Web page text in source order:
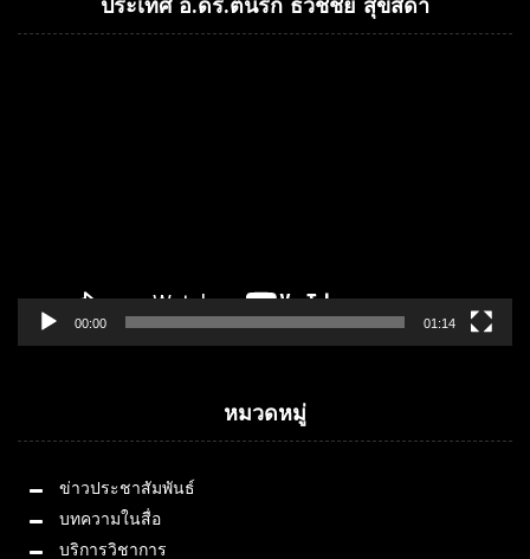
ประเทศ อ.ดร.ต้นรัก ธวัชชัย สุขสีดา
00:00 01:14
หมวดหมู่
ข่าวประชาสัมพันธ์
บทความในสื่อ
บริการวิชาการ